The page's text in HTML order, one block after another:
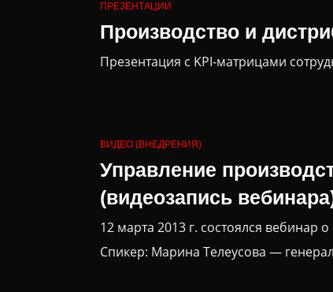
ПРЕЗЕНТАЦИИ
Производство и
Презентация с KPI-матрицами
ВИДЕО (ВНЕДРЕНИЯ)
Управление
(видеозапись
12 марта 2013 г. состоялся вебинар
Спикер: Марина Телеусова —